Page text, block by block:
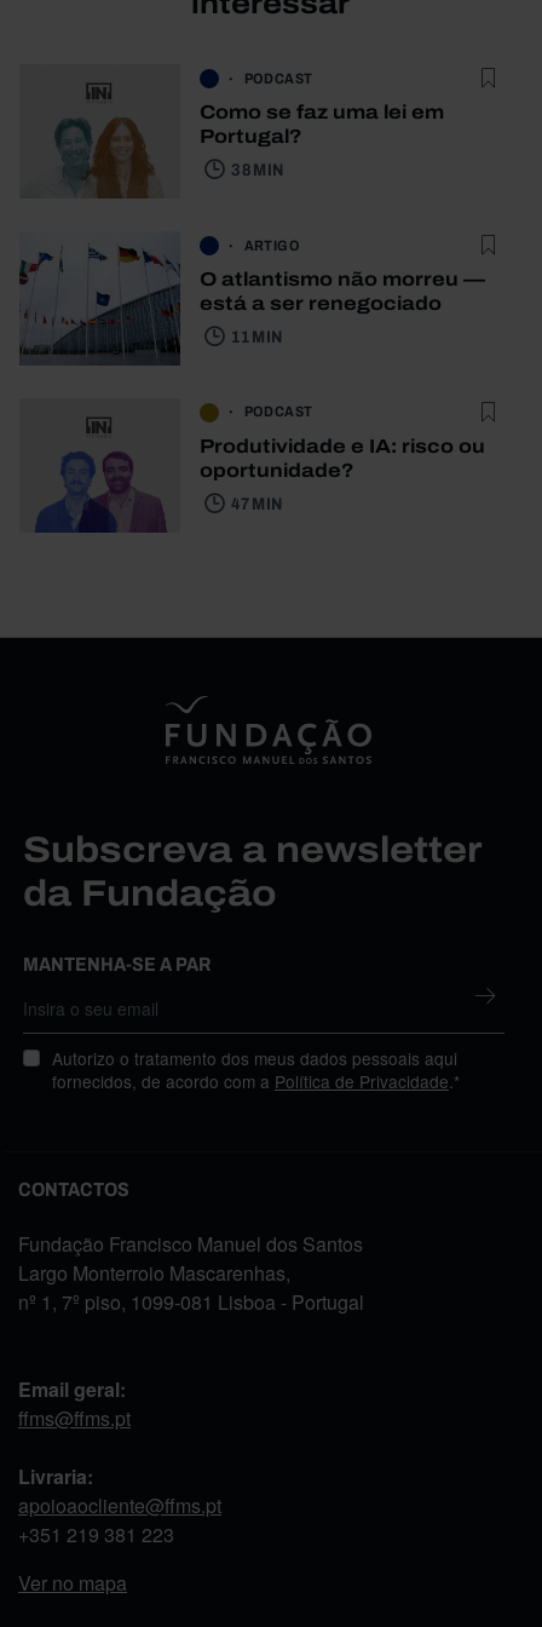
PODCAST
Como se faz uma lei em
Portugal?
38 MIN
ARTIGO
O atlantismo não morreu —
está a ser renegociado
11 MIN
PODCAST
Produtividade e IA: risco ou
oportunidade?
47 MIN
Subscreva a newsletter
da Fundação
MANTENHA-SE A PAR
Autorizo o tratamento dos meus dados pessoais aqui
fornecidos, de acordo com a Política de Privacidade .*
CONTACTOS
Fundação Francisco Manuel dos Santos
Largo Monterroio Mascarenhas,
nº 1, 7º piso, 1099-081 Lisboa - Portugal
Email geral:
ffms@ffms.pt
Livraria:
apoioaocliente@ffms.pt
+351 219 381 223
Ver no mapa